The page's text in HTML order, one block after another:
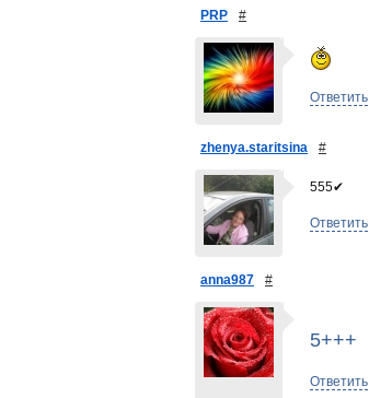
PRP #
Ответить
zhenya.staritsina #
555✔
Ответить
anna987 #
5+++
Ответить